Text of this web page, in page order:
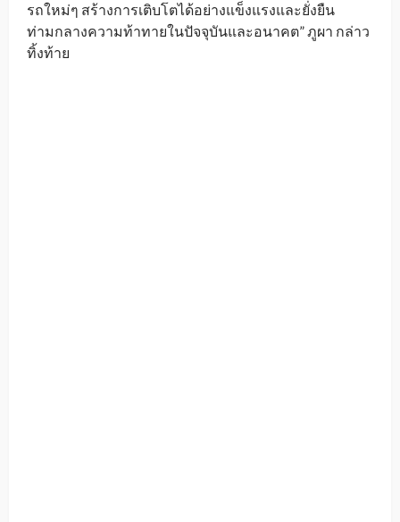
รถใหม่ๆ สร้างการเติบโตได้อย่างแข็งแรงและยั่งยืน
ท่ามกลางความท้าทายในปัจจุบันและอนาคต” ภูผา กล่าว
ทิ้งท้าย